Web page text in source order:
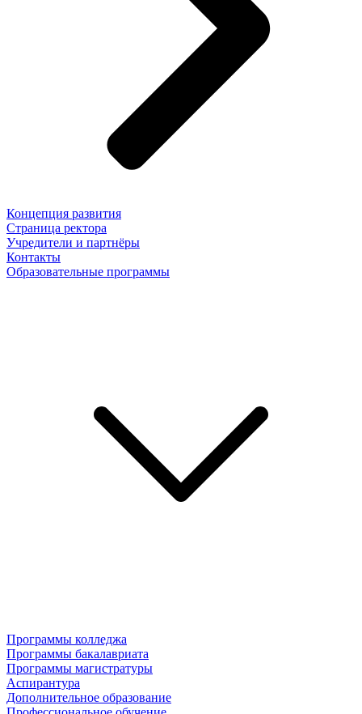
Концепция развития
Страница ректора
Учредители и партнёры
Контакты
Образовательные программы
Программы колледжа
Программы бакалавриата
Программы магистратуры
Аспирантура
Дополнительное образование